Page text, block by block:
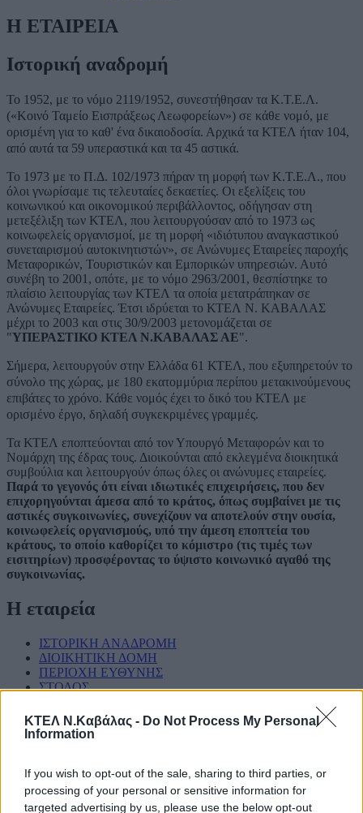
ΚΤΕΛ Ν.Καβάλας - Do Not Process My Personal
Information
If you wish to opt-out of the sale, sharing to third parties, or
processing of your personal or sensitive information for
targeted advertising by us, please use the below opt-out
Η ΕΤΑΙΡΕΙΑ
Ιστορική αναδρομή
Το 1952, με το νόμο 2119/1952, συνεστήθησαν τα Κ.Τ.Ε.Λ.
(«Κοινό Ταμείο Εισπράξεως Λεωφορείων») σε κάθε νομό, με
ορισμένη για το καθ' ένα δικαιοδοσία. Αρχικά τα ΚΤΕΛ ήταν 104,
από αυτά τα 59 υπεραστικά και τα 45 αστικά.
Το 1973 με το Π.Δ. 102/1973 πήραν τη μορφή των Κ.Τ.Ε.Λ., που
όλοι γνωρίσαμε τις τελευταίες δεκαετίες. Οι εξελίξεις του
κοινωνικού και οικονομικού περιβάλλοντος, οδήγησαν στη
μετεξέλιξη των ΚΤΕΛ, που λειτουργούσαν από το 1973 ως
κοινωφελείς οργανισμοί, με τη μορφή «ιδιότυπου αναγκαστικού
συνεταιρισμού αυτοκινητιστών», σε Ανώνυμες Εταιρείες παροχής
Μεταφορικών, Τουριστικών και Εμπορικών υπηρεσιών. Αυτό
συνέβη το 2001, οπότε, με το νόμο 2963/2001, θεσπίστηκε το
πλαίσιο λειτουργίας των ΚΤΕΛ τα οποία μετατράπηκαν σε
Ανώνυμες Εταιρείες. Έτσι ιδρύεται το ΚΤΕΛ Ν. ΚΑΒΑΛΑΣ
μέχρι το 2003 και στις 30/9/2003 μετονομάζεται σε
"ΥΠΕΡΑΣΤΙΚΟ ΚΤΕΛ Ν.ΚΑΒΑΛΑΣ ΑΕ".
Σήμερα, λειτουργούν στην Ελλάδα 61 ΚΤΕΛ, που εξυπηρετούν το
σύνολο της χώρας, με 180 εκατομμύρια περίπου μετακινούμενους
επιβάτες το χρόνο. Κάθε νομός έχει το δικό του ΚΤΕΛ με
ορισμένο έργο, δηλαδή συγκεκριμένες γραμμές.
Τα ΚΤΕΛ εποπτεύονται από τον Υπουργό Μεταφορών και το
Νομάρχη της έδρας τους. Διοικούνται από εκλεγμένα διοικητικά
συμβούλια και λειτουργούν όπως όλες οι ανώνυμες εταιρείες.
Παρά το γεγονός ότι είναι ιδιωτικές επιχειρήσεις, που δεν
επιχορηγούνται άμεσα από το κράτος, όπως συμβαίνει με τις
αστικές συγκοινωνίες, συνεχίζουν να αποτελούν στην ουσία,
κοινωφελείς οργανισμούς, υπό την άμεση εποπτεία του
κράτους, το οποίο καθορίζει το κόμιστρο (τις τιμές των
εισιτηρίων) προσφέροντας το ύψιστο κοινωνικό αγαθό της
συγκοινωνίας.
Η εταιρεία
ΙΣΤΟΡΙΚΗ ΑΝΑΔΡΟΜΗ
ΔΙΟΙΚΗΤΙΚΗ ΔΟΜΗ
ΠΕΡΙΟΧΗ ΕΥΘΥΝΗΣ
ΣΤΟΛΟΣ
ΕΠΕΝΔΥΣΕΙΣ
ΙΣΟΛΟΓΙΣΜΟΙ - ΠΡΟΣΚΛΗΣΕΙΣ